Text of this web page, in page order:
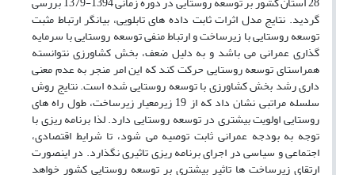
گردید. نتایج مدل اثرات ثابت داده های تابلویی، بیانگر ارتباط مثبت
توسعه روستایی با زیرساخت و ارتباط منفی توسعه روستایی با سرمایه
گذاری عمرانی می باشد و به دلیل ضعف، بخش کشاورزی نتوانسته
همراستای توسعه روستایی حرکت کند که این امر منجر به عدم معنی
داری رشد بخش کشاورزی با توسعه روستایی شده است. نتایج روش
سلسله مراتبی نشان داد که از 19 زیرمعیار زیرساخت، طول راه های
روستایی اولویت بیشتری در توسعه روستایی دارد. لذا برنامه ریزی با
توجه به بودجه عمرانی ثابت توصیه می شود، تا شرایط اقتصادی،
اجتماعی و سیاسی در اجرای برنامه ریزی تاثیری نگذارد. در اینصورت
ارتقای زیرساخت ها تاثیر بیشتری بر توسعه روستایی کشور خواهد